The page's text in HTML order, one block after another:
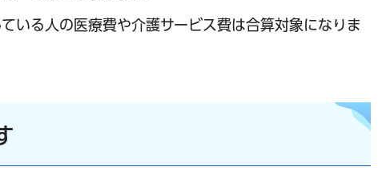
いる人の医療費や介護サービス費は合算対象になりま